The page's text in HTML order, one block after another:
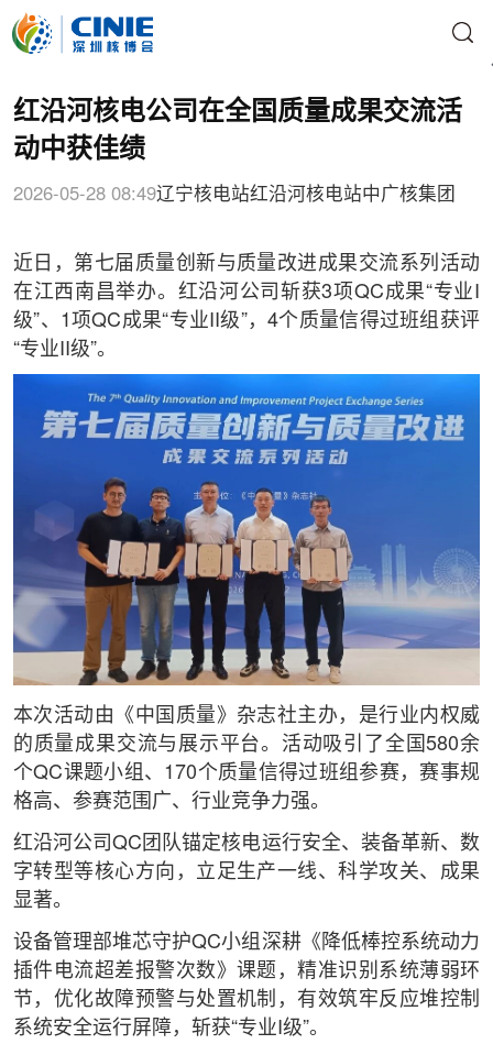
红沿河核电公司在全国质量成果交流活
动中获佳绩
2026-05-28 08:49辽宁核电站红沿河核电站中广核集团
近日，第七届质量创新与质量改进成果交流系列活动
在江西南昌举办。红沿河公司斩获3项QC成果“专业I
级”、1项QC成果“专业II级”，4个质量信得过班组获评
“专业II级”。
本次活动由《中国质量》杂志社主办，是行业内权威
的质量成果交流与展示平台。活动吸引了全国580余
个QC课题小组、170个质量信得过班组参赛，赛事规
格高、参赛范围广、行业竞争力强。
红沿河公司QC团队锚定核电运行安全、装备革新、数
字转型等核心方向，立足生产一线、科学攻关、成果
显著。
设备管理部堆芯守护QC小组深耕《降低棒控系统动力
插件电流超差报警次数》课题，精准识别系统薄弱环
节，优化故障预警与处置机制，有效筑牢反应堆控制
系统安全运行屏障，斩获“专业I级”。